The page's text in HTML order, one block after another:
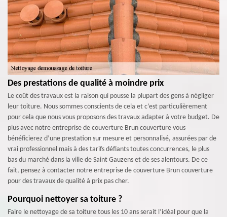
Des prestations de qualité à moindre prix
Le coût des travaux est la raison qui pousse la plupart des gens à négliger
leur toiture. Nous sommes conscients de cela et c’est particulièrement
pour cela que nous vous proposons des travaux adapter à votre budget. De
plus avec notre entreprise de couverture Brun couverture vous
bénéficierez d’une prestation sur mesure et personnalisé, assurées par de
vrai professionnel mais à des tarifs défiants toutes concurrences, le plus
bas du marché dans la ville de Saint Gauzens et de ses alentours. De ce
fait, pensez à contacter notre entreprise de couverture Brun couverture
pour des travaux de qualité à prix pas cher.
Pourquoi nettoyer sa toiture ?
Faire le nettoyage de sa toiture tous les 10 ans serait l’idéal pour que la